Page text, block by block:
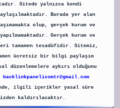
Sitede yalnızca kendi
Burada yer alan
olup, gerçek kurum ve
Gerçek kurum ve
tamamen tesadüfidir. Sitemiz,
ücretsiz bir bilgi paylaşım
düzenlemelere aykırı olduğunu
backlinkpanelicomtr@gmail.com
ilgili içerikler yasal süre
kaldırılacaktır.